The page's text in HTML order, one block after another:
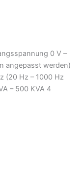
0 V –
angepasst werden)
(20 Hz – 1000 Hz
– 500 KVA 4